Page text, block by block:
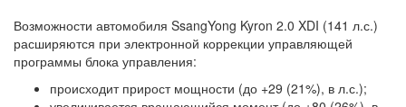
Возможности автомобиля SsangYong Kyron 2.0 XDI (141 л.с.)
расширяются при электронной коррекции управляющей
программы блока управления:
происходит прирост мощности (до +29 (21%), в л.с.);